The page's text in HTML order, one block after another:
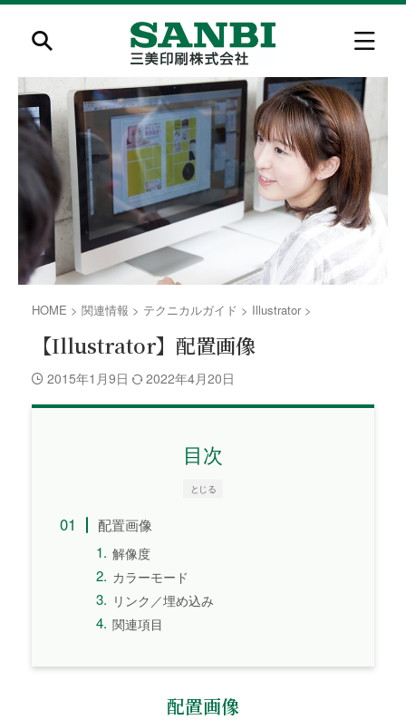
HOME > 関連情報 > テクニカルガイド > Illustrator >
【Illustrator】配置画像
2015年1月9日 2022年4月20日
とじる
目次
配置画像
解像度
カラーモード
リンク／埋め込み
関連項目
配置画像